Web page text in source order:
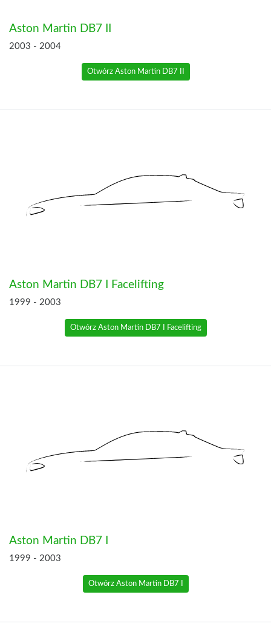
Aston Martin DB7 II
2003 - 2004
Otwórz Aston Martin DB7 II
Aston Martin DB7 I Facelifting
1999 - 2003
Otwórz Aston Martin DB7 I Facelifting
Aston Martin DB7 I
1999 - 2003
Otwórz Aston Martin DB7 I